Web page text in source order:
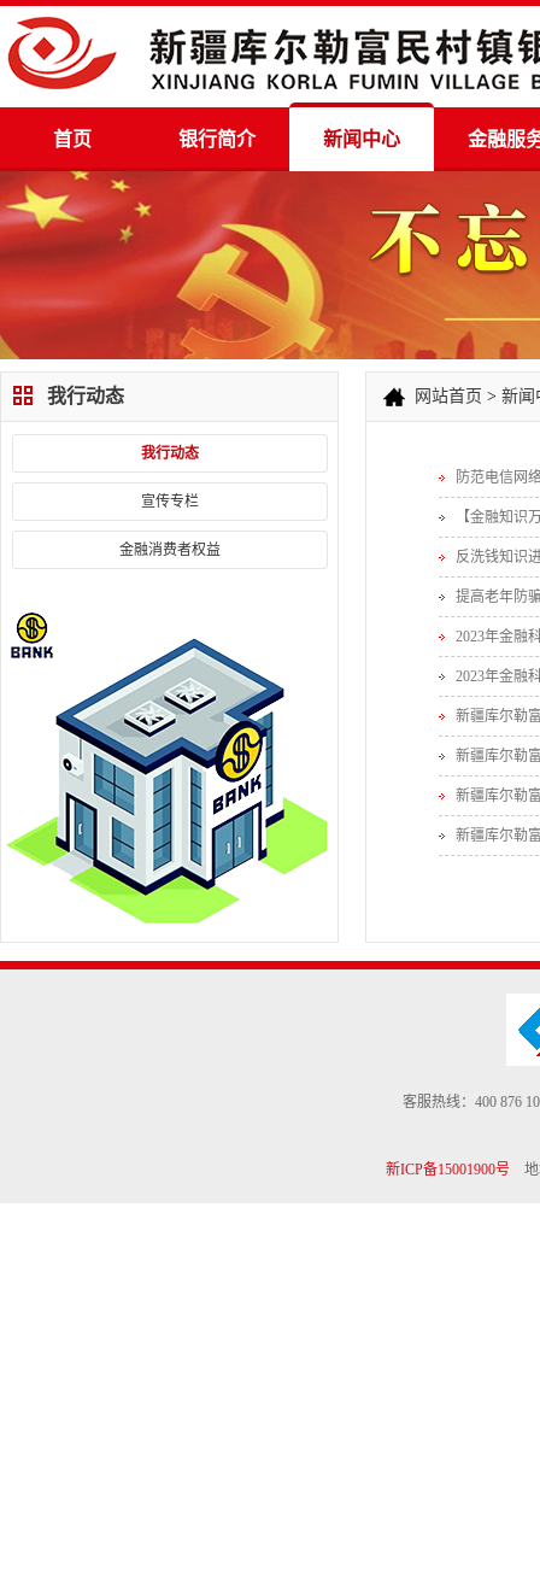
首页 银行简介 新闻中心 金融服
我行动态
我行动态
宣传专栏
金融消费者权益
网站首页 > 新闻
防范电信网
【金融知识
反洗钱知识
提高老年防
2023年金融
2023年金融
新疆库尔勒
新疆库尔勒
新疆库尔勒
新疆库尔勒
客服热线：400 876
新ICP备15001900号地